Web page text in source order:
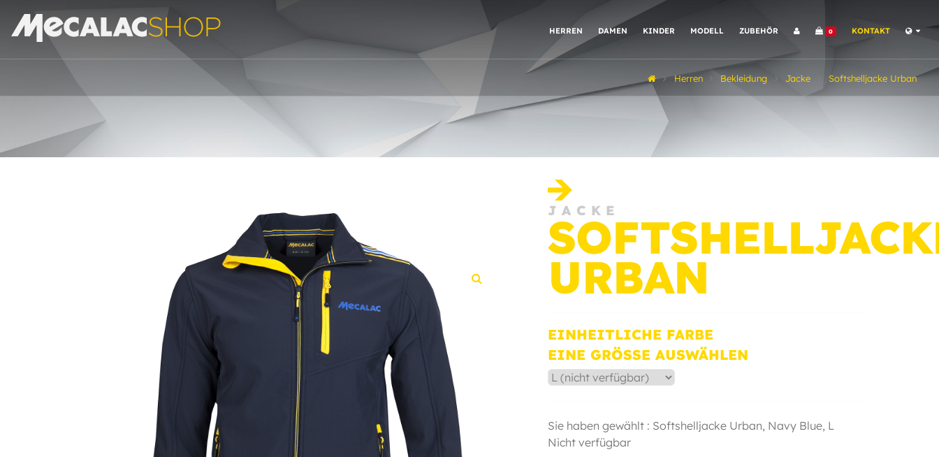
HERREN DAMEN KINDER MODELL ZUBEHÖR 0 KONTAKT
Herren Bekleidung Jacke Softshelljacke Urban
JACKE
URBAN
EINHEITLICHE FARBE
EINE GRÖSSE AUSWÄHLEN
Sie haben gewählt : Softshelljacke Urban, Navy Blue, L
Nicht verfügbar